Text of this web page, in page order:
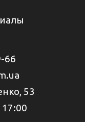
66
53
17:00